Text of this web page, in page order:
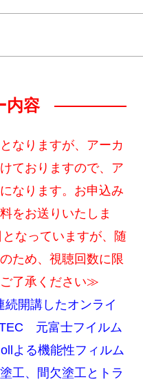
内容
なりますが、アーカ
ておりますので、ア
なります。お申込み
をお送りいたしま
なっていますが、随
ため、視聴回数に限
了承ください≫
開講したオンライ
元富士フイルム
よる機能性フィルム
工、間欠塗工とトラ